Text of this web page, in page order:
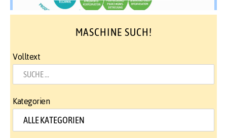
MASCHINE SUCH!
Volltext
Kategorien